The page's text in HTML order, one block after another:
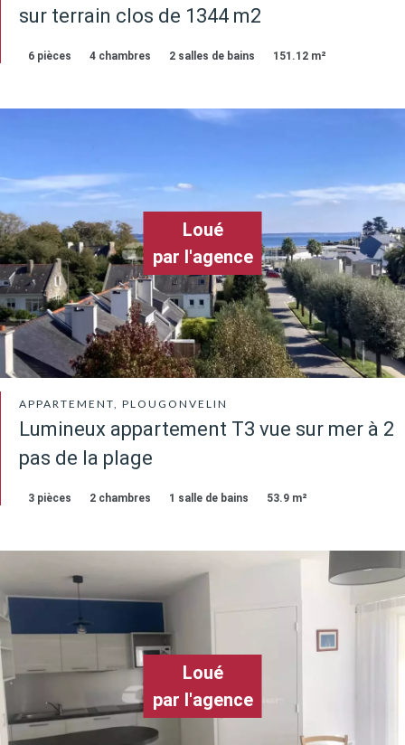
sur terrain clos de 1344 m2
6 pièces 4 chambres 2 salles de bains 151.12 m²
Loué
par l'agence
APPARTEMENT, PLOUGONVELIN
Lumineux appartement T3 vue sur mer à 2
pas de la plage
3 pièces 2 chambres 1 salle de bains 53.9 m²
Loué
par l'agence